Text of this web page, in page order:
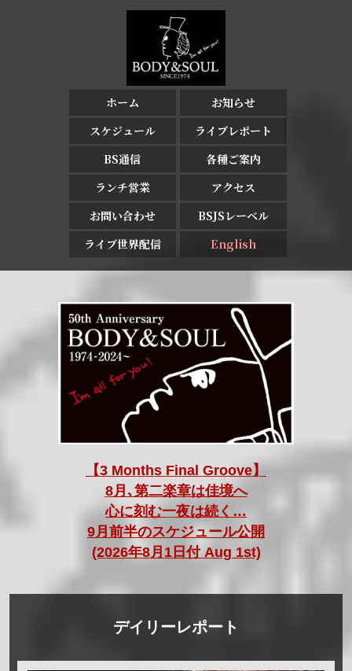
ホーム
お知らせ
スケジュール
ライブレポート
BS通信
各種ご案内
ランチ営業
アクセス
お問い合わせ
BSJSレーベル
ライブ世界配信
English
【3 Months Final Groove】
8月､第二楽章は佳境へ
心に刻む一夜は続く…
9月前半のスケジュール公開
(2026年8月1日付 Aug 1st)
デイリーレポート